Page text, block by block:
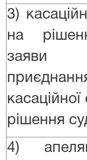
3)
на
рішення
4)